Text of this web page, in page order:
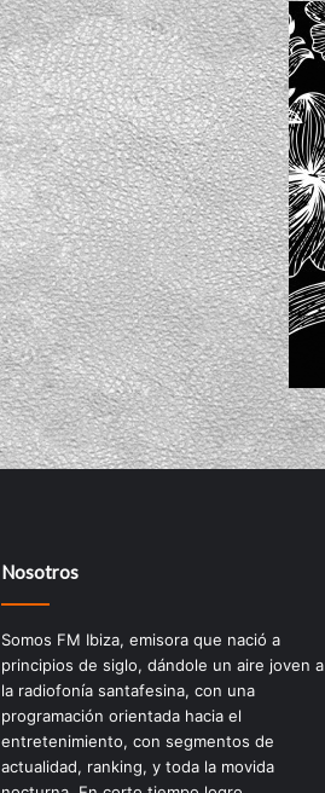
Nosotros
Somos FM Ibiza, emisora que nació a
principios de siglo, dándole un aire joven a
la radiofonía santafesina, con una
programación orientada hacia el
entretenimiento, con segmentos de
actualidad, ranking, y toda la movida